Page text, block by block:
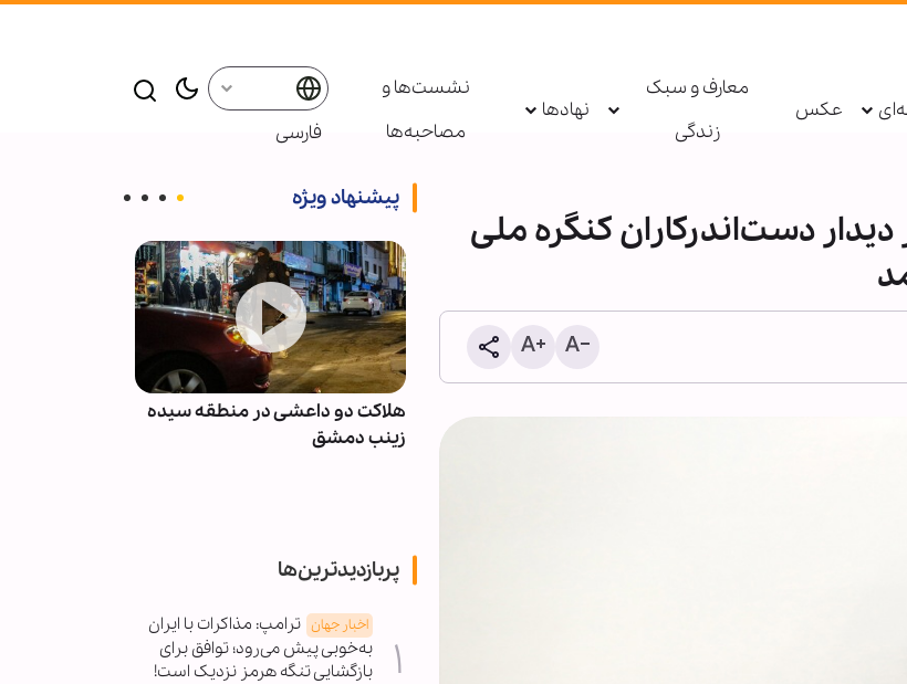
عکس
معارف و سبک
زندگی
نهادها
نشست‌ها و
مصاحبه‌ها
فارسی
دست‌اندرکاران کنگره ملی
پیشنهاد ویژه
شیخ علی الخطیب: دولت لبنان پس
هلاکت دو داعشی در منطقه سیده
زینب دمشق
پربازدیدترین‌ها
اخبار جهان ترامپ: مذاکرات با ایران
به‌خوبی پیش می‌رود؛ توافق برای
بازگشایی تنگه هرمز نزدیک است!